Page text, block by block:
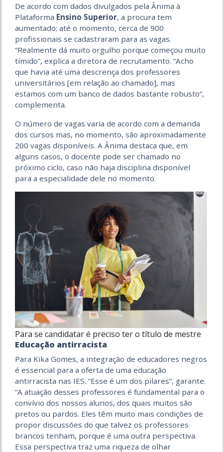
De acordo com dados divulgados pela Ânima à
Plataforma Ensino Superior, a procura tem
aumentado: até o momento, cerca de 900
profissionais se cadastraram para as vagas.
“Realmente dá muito orgulho porque começou muito
tímido”, explica a diretora de recrutamento. “Acho
que havia até uma descrença dos professores
universitários [em relação ao chamado], mas
estamos com um banco de dados bastante robusto”,
complementa.
O número de vagas varia de acordo com a demanda
dos cursos mas, no momento, são aproximadamente
200 vagas disponíveis. A Ânima destaca que, em
alguns casos, o docente pode ser chamado no
próximo ciclo, caso não haja disciplina disponível
para a especialidade dele no momento.
Para se candidatar é preciso ter o título de mestre
Educação antirracista
Para Kika Gomes, a integração de educadores negros
é essencial para a oferta de uma educação
antirracista nas IES. “Esse é um dos pilares”, garante.
“A atuação desses professores é fundamental para o
convívio dos nossos alunos, dos quais muitos são
pretos ou pardos. Eles têm muito mais condições de
propor discussões do que talvez os professores
brancos tenham, porque é uma outra perspectiva.
Essa perspectiva traz uma riqueza de olhar